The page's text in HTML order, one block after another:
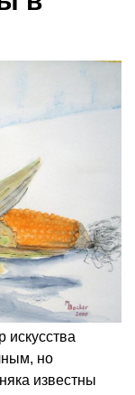
искусства
но
известны